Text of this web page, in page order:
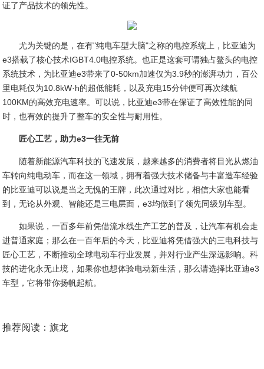
证了产品技术的领先性。
尤为关键的是，在有"纯电车型大脑"之称的电控系统上，比亚迪为
e3搭载了核心技术IGBT4.0电控系统。也正是这套可谓独占鳌头的电控
系统技术，为比亚迪e3带来了0-50km加速仅为3.9秒的澎湃动力，百公
里电耗仅为10.8kW·h的超低能耗，以及充电15分钟便可再次续航
100KM的高效充电速率。可以说，比亚迪e3带在保证了高效性能的同
时，也有效的提升了整车的安全性与耐用性。
匠心工艺，助力e3一往无前
随着新能源汽车科技的飞速发展，越来越多的消费者将目光从燃油
车转向纯电动车，而在这一领域，拥有着强大技术储备与丰富造车经验
的比亚迪可以说是当之无愧的王牌，此次通过对比，相信大家也能看
到，无论从外观、智能还是三电层面，e3均做到了领先同级别车型。
如果说，一百多年前凭借流水线生产工艺的普及，让汽车有机会走
进普通家庭；那么在一百年后的今天，比亚迪将凭借强大的三电科技与
匠心工艺，不断推动全球电动车行业发展，并对行业产生深远影响。科
技的进化永无止境，如果你也想体验电动新生活，那么请选择比亚迪e3
车型，它将带你扬帆起航。
推荐阅读：旗龙